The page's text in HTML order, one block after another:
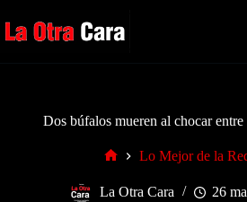
al
contenido
Dos búfalos mueren al chocar
Lo Mejor de la
La Otra Cara
26